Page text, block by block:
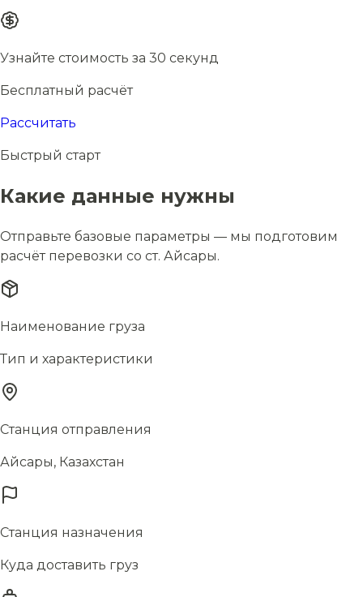
Узнайте стоимость за 30 секунд
Бесплатный расчёт
Рассчитать
Быстрый старт
Какие данные нужны
Отправьте базовые параметры — мы подготовим
расчёт перевозки со ст. Айсары.
Наименование груза
Тип и характеристики
Станция отправления
Айсары, Казахстан
Станция назначения
Куда доставить груз